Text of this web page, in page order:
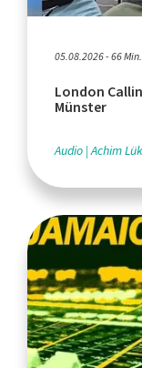
05.08.2026 - 66 Min.
London
Münster
Audio Achim